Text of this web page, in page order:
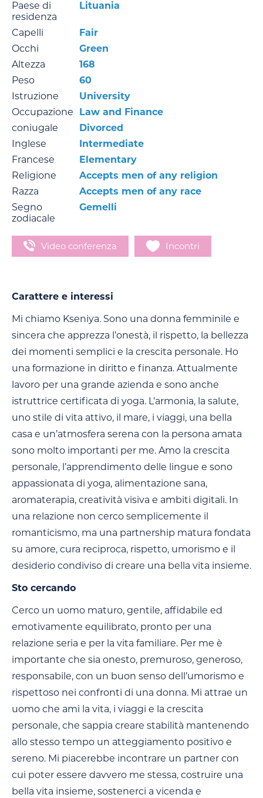
Paese di
residenza
Lituania
Capelli
Fair
Occhi
Green
Altezza
168
Peso
60
Istruzione
University
Occupazione
Law and Finance
coniugale
Divorced
Inglese
Intermediate
Francese
Elementary
Religione
Accepts men of any religion
Razza
Accepts men of any race
Segno
zodiacale
Gemelli
Video conferenza Incontri
Carattere e interessi
Mi chiamo Kseniya. Sono una donna femminile e
sincera che apprezza l’onestà, il rispetto, la bellezza
dei momenti semplici e la crescita personale. Ho
una formazione in diritto e finanza. Attualmente
lavoro per una grande azienda e sono anche
istruttrice certificata di yoga. L’armonia, la salute,
uno stile di vita attivo, il mare, i viaggi, una bella
casa e un’atmosfera serena con la persona amata
sono molto importanti per me. Amo la crescita
personale, l’apprendimento delle lingue e sono
appassionata di yoga, alimentazione sana,
aromaterapia, creatività visiva e ambiti digitali. In
una relazione non cerco semplicemente il
romanticismo, ma una partnership matura fondata
su amore, cura reciproca, rispetto, umorismo e il
desiderio condiviso di creare una bella vita insieme.
Sto cercando
Cerco un uomo maturo, gentile, affidabile ed
emotivamente equilibrato, pronto per una
relazione seria e per la vita familiare. Per me è
importante che sia onesto, premuroso, generoso,
responsabile, con un buon senso dell’umorismo e
rispettoso nei confronti di una donna. Mi attrae un
uomo che ami la vita, i viaggi e la crescita
personale, che sappia creare stabilità mantenendo
allo stesso tempo un atteggiamento positivo e
sereno. Mi piacerebbe incontrare un partner con
cui poter essere davvero me stessa, costruire una
bella vita insieme, sostenerci a vicenda e